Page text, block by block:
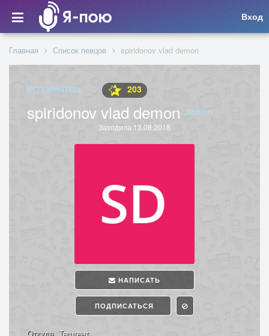
Вход
Главная Список певцов spiridonov vlad demon
ИСПОЛНИТЕЛЬ 203
spiridonov vlad demon demon
Заходила 13.08.2018
НАПИСАТЬ
ПОДПИСАТЬСЯ
Откуда Ташкент